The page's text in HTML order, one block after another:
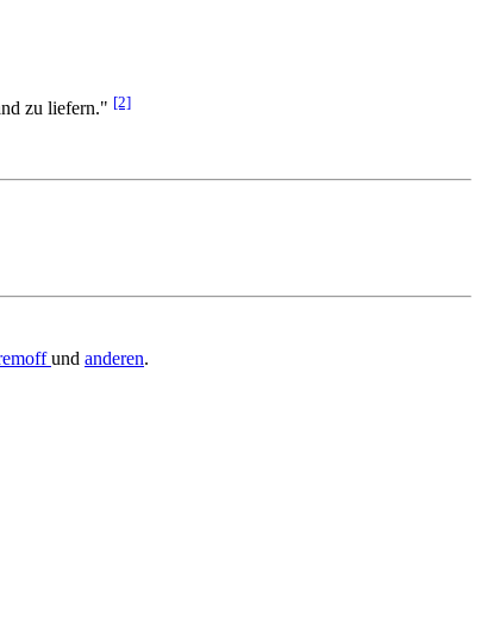
zu liefern." [2]
und anderen.